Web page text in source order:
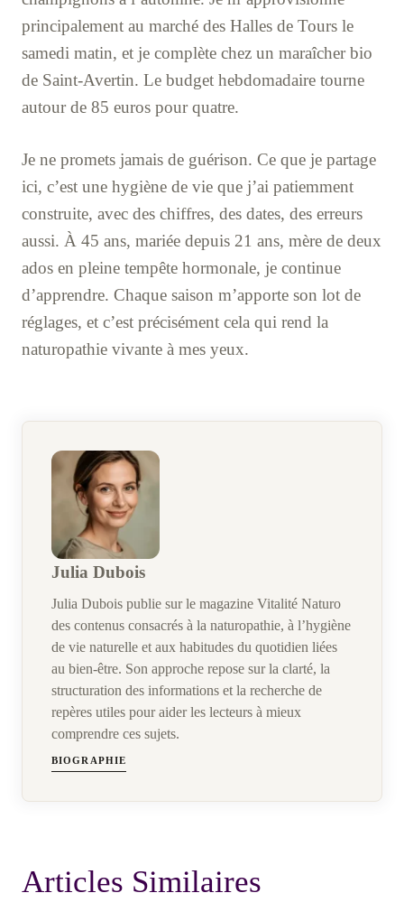
principalement au marché des Halles de Tours le
samedi matin, et je complète chez un maraîcher bio
de Saint-Avertin. Le budget hebdomadaire tourne
autour de 85 euros pour quatre.
Je ne promets jamais de guérison. Ce que je partage
ici, c’est une hygiène de vie que j’ai patiemment
construite, avec des chiffres, des dates, des erreurs
aussi. À 45 ans, mariée depuis 21 ans, mère de deux
ados en pleine tempête hormonale, je continue
d’apprendre. Chaque saison m’apporte son lot de
réglages, et c’est précisément cela qui rend la
naturopathie vivante à mes yeux.
Julia Dubois
Julia Dubois publie sur le magazine Vitalité Naturo
des contenus consacrés à la naturopathie, à l’hygiène
de vie naturelle et aux habitudes du quotidien liées
au bien-être. Son approche repose sur la clarté, la
structuration des informations et la recherche de
repères utiles pour aider les lecteurs à mieux
comprendre ces sujets.
BIOGRAPHIE
Articles Similaires